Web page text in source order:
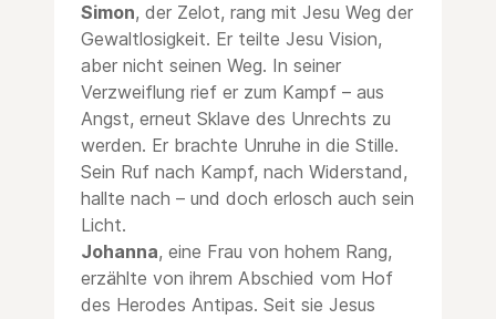
Simon, der Zelot, rang mit Jesu Weg der
Gewaltlosigkeit. Er teilte Jesu Vision,
aber nicht seinen Weg. In seiner
Verzweiflung rief er zum Kampf – aus
Angst, erneut Sklave des Unrechts zu
werden. Er brachte Unruhe in die Stille.
Sein Ruf nach Kampf, nach Widerstand,
hallte nach – und doch erlosch auch sein
Licht.
Johanna, eine Frau von hohem Rang,
erzählte von ihrem Abschied vom Hof
des Herodes Antipas. Seit sie Jesus